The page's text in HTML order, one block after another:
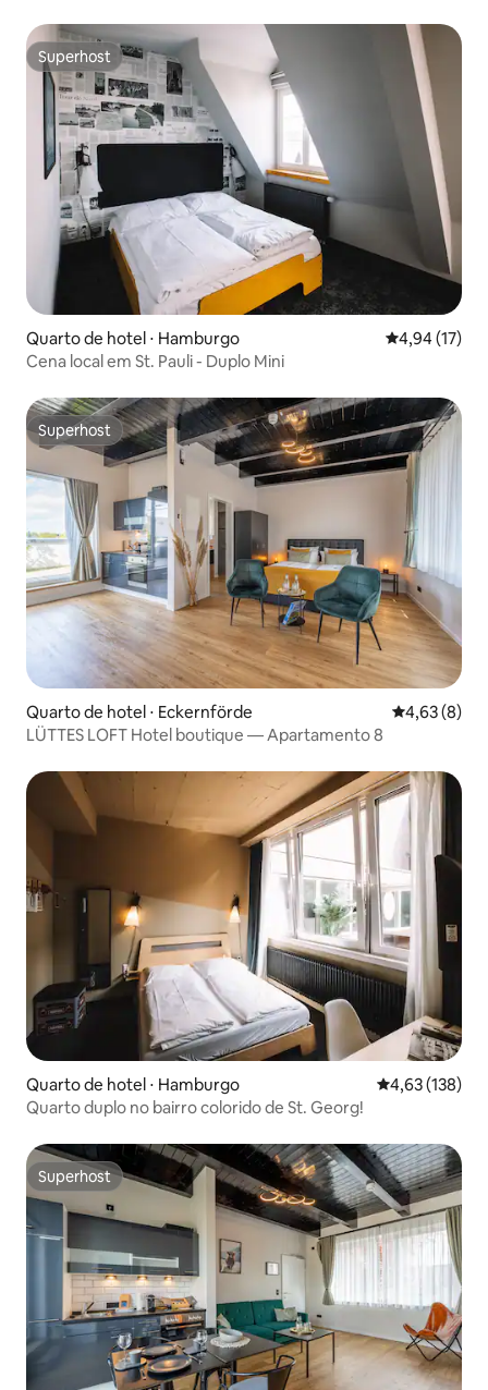
Superhost
Superhost
Quarto de hotel ⋅ Hamburgo 4,94 de uma
4,94 (17)
Cena local em St. Pauli - Duplo Mini
Superhost
Superhost
Quarto de hotel ⋅ Eckernförde 4,63 de uma
4,63 (8)
LÜTTES LOFT Hotel boutique — Apartamento 8
Quarto de hotel ⋅ Hamburgo 4,63 de uma
4,63 (138)
Quarto duplo no bairro colorido de St. Georg!
Superhost
Superhost